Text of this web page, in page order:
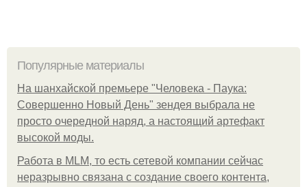
Популярные материалы
На шанхайской премьере "Человека - Паука:
Совершенно Новый День" зендея выбрала не
просто очередной наряд, а настоящий артефакт
высокой моды.
Работа в MLM, то есть сетевой компании сейчас
неразрывно связана с создание своего контента,